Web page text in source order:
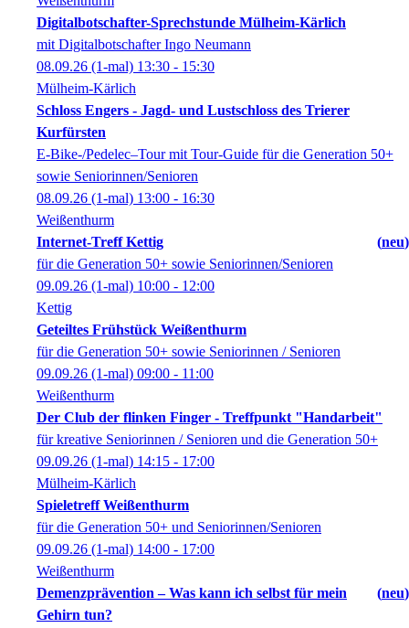
Digitalbotschafter-Sprechstunde Mülheim-Kärlich
mit Digitalbotschafter Ingo Neumann
08.09.26 (1-mal) 13:30 - 15:30
Mülheim-Kärlich
Schloss Engers - Jagd- und Lustschloss des Trierer
Kurfürsten
E-Bike-/Pedelec–Tour mit Tour-Guide für die Generation 50+
sowie Seniorinnen/Senioren
08.09.26 (1-mal) 13:00 - 16:30
Weißenthurm
Internet-Treff Kettig
neu
für die Generation 50+ sowie Seniorinnen/Senioren
09.09.26 (1-mal) 10:00 - 12:00
Kettig
Geteiltes Frühstück Weißenthurm
für die Generation 50+ sowie Seniorinnen / Senioren
09.09.26 (1-mal) 09:00 - 11:00
Weißenthurm
Der Club der flinken Finger - Treffpunkt "Handarbeit"
für kreative Seniorinnen / Senioren und die Generation 50+
09.09.26 (1-mal) 14:15 - 17:00
Mülheim-Kärlich
Spieletreff Weißenthurm
für die Generation 50+ und Seniorinnen/Senioren
09.09.26 (1-mal) 14:00 - 17:00
Weißenthurm
Demenzprävention – Was kann ich selbst für mein
Gehirn tun?
neu